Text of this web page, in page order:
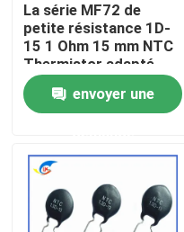
Nous contacter
Nouvelles
Les affaires
Thermistance de ptc
La série MF72 de
petite résistance 1D-
15 1 Ohm 15 mm NTC
Thermistor adapté
pour la commutation
de l'adaptateur de
puissance
envoyer une